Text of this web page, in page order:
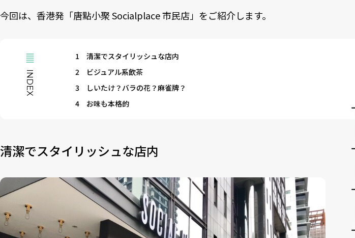
今回は、香港発「唐點小聚 Socialplace 市民店」をご紹介します。
INDEX
1
清潔でスタイリッシュな店内
2
ビジュアル系飲茶
3
しいたけ？バラの花？麻雀牌？
4
お味も本格的
清潔でスタイリッシュな店内